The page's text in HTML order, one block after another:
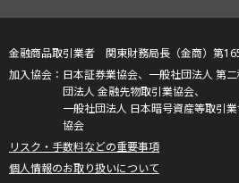
金融商品取引業者 関東財務局長（金商）第
日本証券業協会、一般社団法人 第
団法人 金融先物取引業協会、
一般社団法人 日本暗号資産等取引
協会
リスク・手数料などの重要事項
個人情報のお取り扱いについて